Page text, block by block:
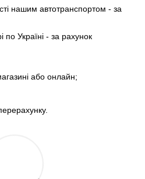
нашим автотранспортом - за
Україні - за рахунок
або онлайн;